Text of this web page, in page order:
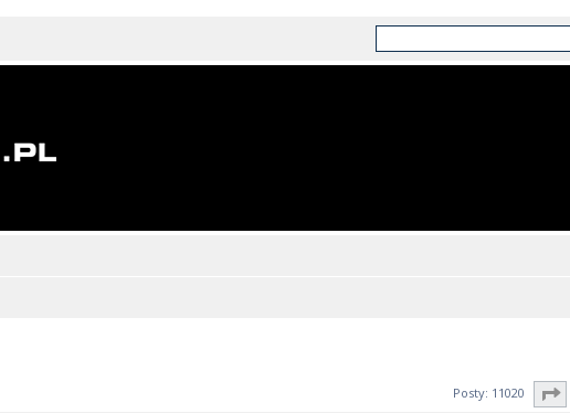
Posty: 11020